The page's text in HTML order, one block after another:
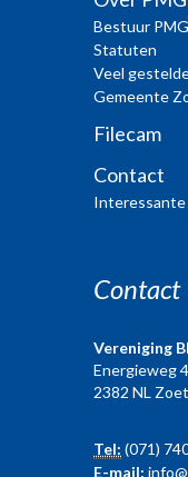
Bestuur
Statuten
Veel
Gemeente
Filecam
Contact
Interessante
Contact
Vereniging
Energieweg
2382 NL
Tel: (071)
E-mail: